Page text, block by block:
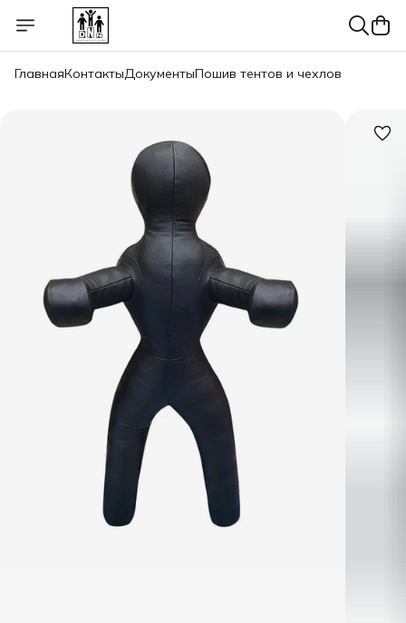
ГлавнаяКонтактыДокументыПошив тентов и чехлов